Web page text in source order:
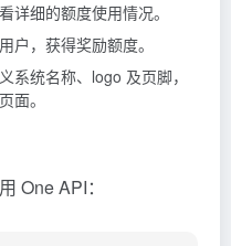
详细的额度使用情况。
户，获得奖励额度。
系统名称、logo 及页脚，
面。
One API：